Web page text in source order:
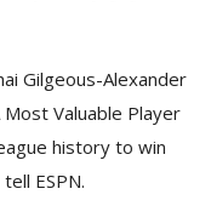
Gilgeous-Alexander
Valuable Player
history to win
ESPN.